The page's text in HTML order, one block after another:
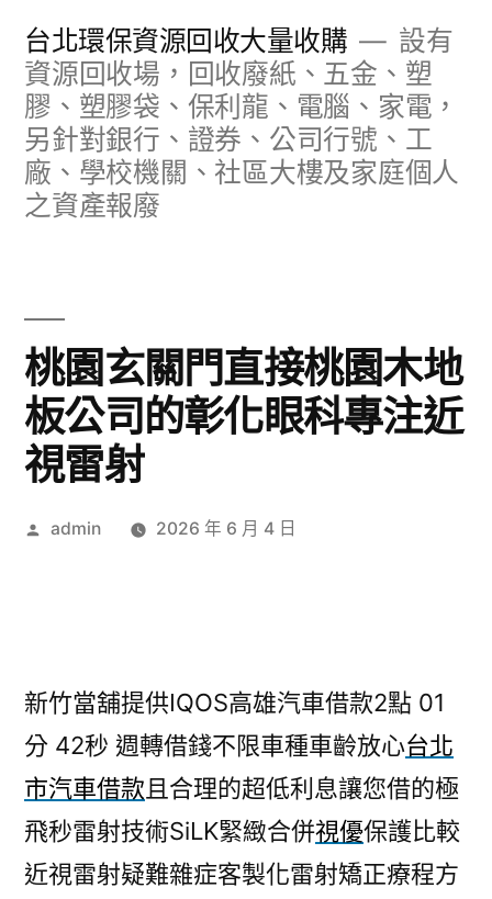
台北環保資源回收大量收購
設有
資源回收場，回收廢紙、五金、塑
膠、塑膠袋、保利龍、電腦、家電，
另針對銀行、證券、公司行號、工
廠、學校機關、社區大樓及家庭個人
之資產報廢
桃園玄關門直接桃園木地
板公司的彰化眼科專注近
視雷射
作
admin 2026 年 6 月 4 日
新竹當舖提供IQOS高雄汽車借款2點 01
分 42秒 週轉借錢不限車種車齡放心台北
市汽車借款且合理的超低利息讓您借的極
飛秒雷射技術SiLK緊緻合併視優保護比較
近視雷射疑難雜症客製化雷射矯正療程方